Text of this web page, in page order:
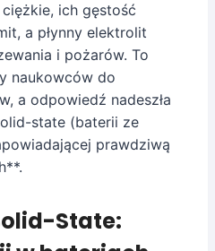
ich gęstość
a płynny elektrolit
i pożarów. To
naukowców do
a odpowiedź nadeszła
state (baterii ze
prawdziwą
State: